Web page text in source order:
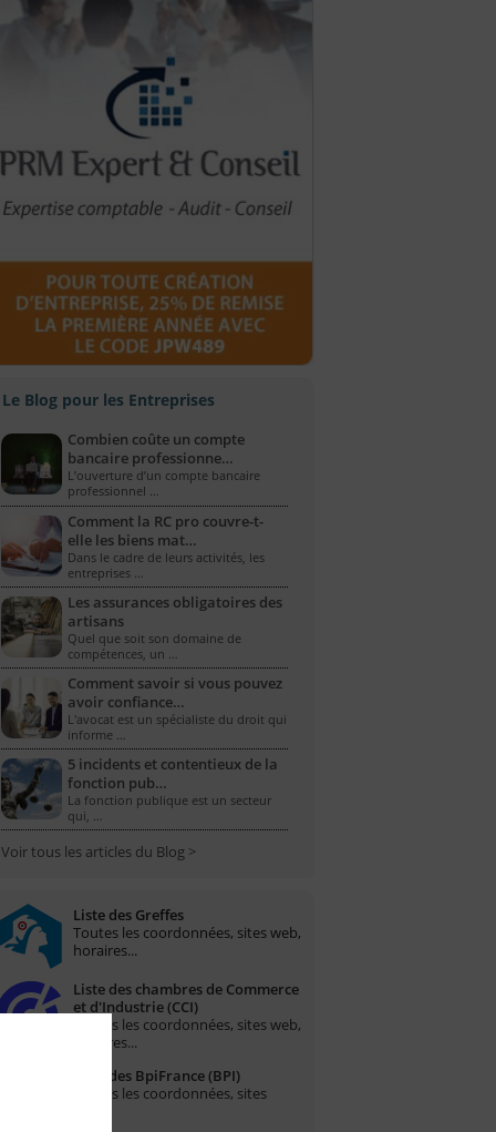
Le Blog pour les Entreprises
Combien coûte un compte
bancaire professionne…
L’ouverture d’un compte bancaire
professionnel …
Comment la RC pro couvre-t-
elle les biens mat…
Dans le cadre de leurs activités, les
entreprises …
Les assurances obligatoires des
artisans
Quel que soit son domaine de
compétences, un …
Comment savoir si vous pouvez
avoir confiance…
L'avocat est un spécialiste du droit qui
informe …
5 incidents et contentieux de la
fonction pub…
La fonction publique est un secteur
qui, …
Voir tous les articles du Blog >
Liste des Greffes
Toutes les coordonnées, sites web,
horaires...
Liste des chambres de Commerce
et d'Industrie (CCI)
Toutes les coordonnées, sites web,
horaires...
Liste des BpiFrance (BPI)
Toutes les coordonnées, sites